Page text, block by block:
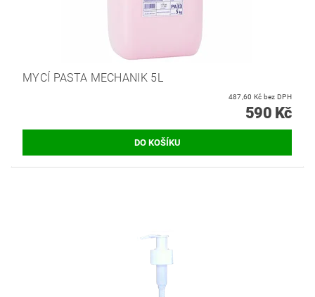
MYCÍ PASTA MECHANIK 5L
487,60 Kč bez DPH
590 Kč